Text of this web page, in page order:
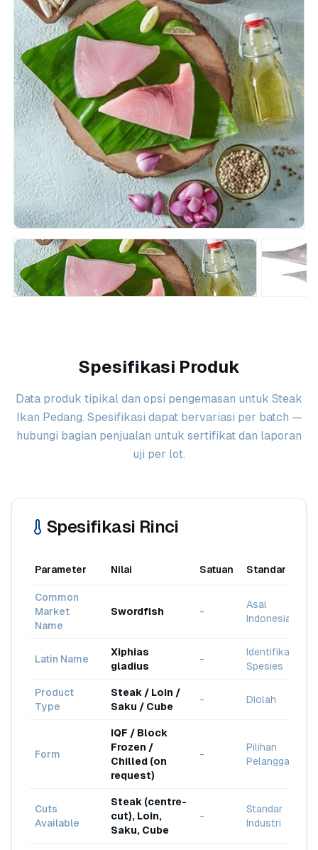
Spesifikasi Produk
Data produk tipikal dan opsi pengemasan untuk Steak
Ikan Pedang. Spesifikasi dapat bervariasi per batch —
hubungi bagian penjualan untuk sertifikat dan laporan
uji per lot.
Spesifikasi Rinci
Parameter Nilai Satuan Standar
Common
Market
Name
Swordfish -
Asal
Indonesia
Latin Name
Xiphias
gladius
-
Identifikasi
Spesies
Product
Type
Steak / Loin /
Saku / Cube
- Diolah
Form
IQF / Block
Frozen /
Chilled (on
request)
-
Pilihan
Pelanggan
Cuts
Available
Steak (centre-
cut), Loin,
Saku, Cube
-
Standar
Industri